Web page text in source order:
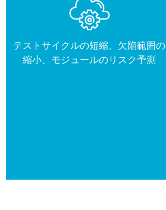
テストサイクルの短縮、欠陥範囲の
縮小、モジュールのリスク予測